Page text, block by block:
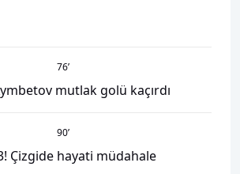
76’
mutlak golü kaçırdı
90’
Çizgide hayati müdahale